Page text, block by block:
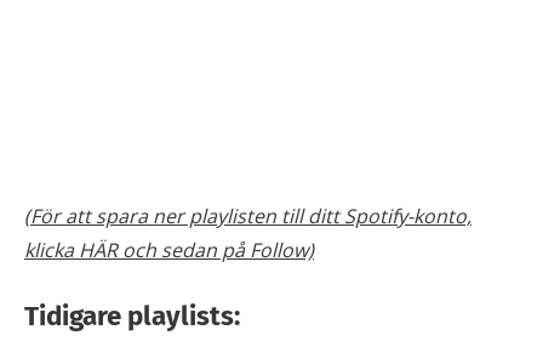
(För att spara ner playlisten till ditt Spotify-konto,
klicka HÄR och sedan på Follow)
Tidigare playlists: